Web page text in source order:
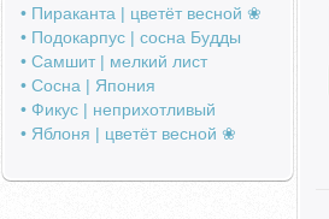
• Пираканта | цветёт весной ❀
• Подокарпус | сосна Будды
• Самшит | мелкий лист
• Сосна | Япония
• Фикус | неприхотливый
• Яблоня | цветёт весной ❀